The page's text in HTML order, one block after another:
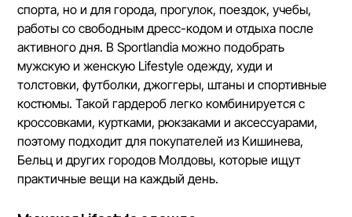
спорта, но и для города, прогулок, поездок, учебы,
работы со свободным дресс-кодом и отдыха после
активного дня. В Sportlandia можно подобрать
мужскую и женскую Lifestyle одежду, худи и
толстовки, футболки, джоггеры, штаны и спортивные
костюмы. Такой гардероб легко комбинируется с
кроссовками, куртками, рюкзаками и аксессуарами,
поэтому подходит для покупателей из Кишинева,
Бельц и других городов Молдовы, которые ищут
практичные вещи на каждый день.